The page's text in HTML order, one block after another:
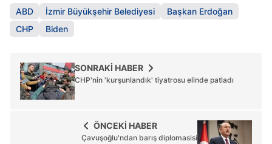
ABD İzmir Büyükşehir Belediyesi
Başkan Erdoğan
CHP
Biden
SONRAKİ HABER
CHP'nin 'kurşunlandık' tiyatrosu elinde patladı
ÖNCEKİ HABER
Çavuşoğlu'ndan barış diplomasisi